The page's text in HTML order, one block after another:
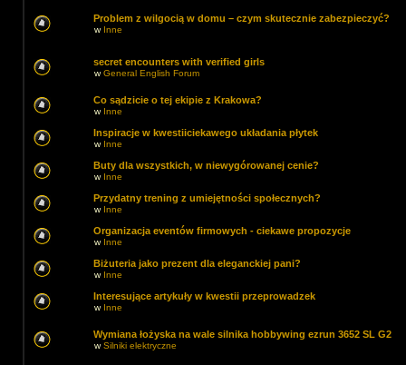
Problem z wilgocią w domu – czym skutecznie zabezpieczyć?
w Inne
secret encounters with verified girls
wGeneral English Forum
Co sądzicie o tej ekipie z Krakowa?
w Inne
Inspiracje w kwestiiciekawego układania płytek
w Inne
Buty dla wszystkich, w niewygórowanej cenie?
w Inne
Przydatny trening z umiejętności społecznych?
w Inne
Organizacja eventów firmowych - ciekawe propozycje
w Inne
Biżuteria jako prezent dla eleganckiej pani?
w Inne
Interesujące artykuły w kwestii przeprowadzek
w Inne
Wymiana łożyska na wale silnika hobbywing ezrun 3652 SL G2
wSilniki elektryczne